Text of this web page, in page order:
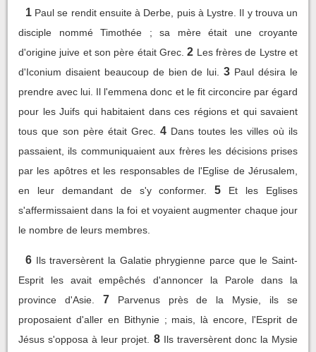
1 Paul se rendit ensuite à Derbe, puis à Lystre. Il y trouva un
disciple nommé Timothée ; sa mère était une croyante
d'origine juive et son père était Grec. 2 Les frères de Lystre et
d'Iconium disaient beaucoup de bien de lui.
3 Paul désira le
prendre avec lui. Il l'emmena donc et le fit circoncire par égard
pour les Juifs qui habitaient dans ces régions et qui savaient
tous que son père était Grec.
4 Dans toutes les villes où ils
passaient, ils communiquaient aux frères les décisions prises
par les apôtres et les responsables de l'Eglise de Jérusalem,
en leur demandant de s'y conformer.
5
Et les Eglises
s'affermissaient dans la foi et voyaient augmenter chaque jour
le nombre de leurs membres.
6 Ils traversèrent la Galatie phrygienne parce que le Saint-
Esprit les avait empêchés d'annoncer la Parole dans la
province d'Asie.
7
Parvenus près de la Mysie, ils se
proposaient d'aller en Bithynie ; mais, là encore, l'Esprit de
Jésus s'opposa à leur projet.
8 Ils traversèrent donc la Mysie